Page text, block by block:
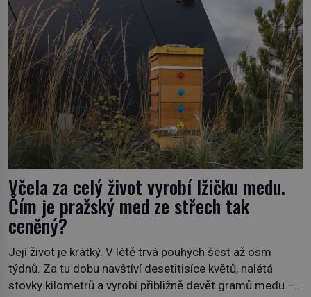
Včela za celý život vyrobí lžičku medu.
Čím je pražský med ze střech tak
ceněný?
Její život je krátký. V létě trvá pouhých šest až osm
týdnů. Za tu dobu navštíví desetitisíce květů, nalétá
stovky kilometrů a vyrobí přibližně devět gramů medu –